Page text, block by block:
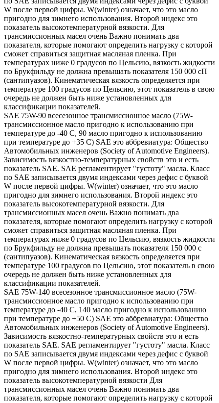
W после первой цифры. W(winter) означает, что это масло
пригодно для зимнего использования. Второй индекс это
показатель высокотемпературной вязкости. Для
трансмиссионных масел очень Важно понимать два
показателя, которые помогают определить нагрузку с которой
сможет справиться защитная масляная пленка. При
температурах ниже 0 градусов по Цельсию, вязкость жидкости
по Брукфильду не должна превышать показателя 150 000 сП
(сантипуазов). Кинематическая вязкость определяется при
температуре 100 градусов по Цельсию, этот показатель в свою
очередь не должен быть ниже установленных для
классификации показателей.
SAE 75W-90 всесезонное трансмиссионное масло (75W-
трансмиссионное масло пригодно к использованию при
температуре до -40 С, 90 масло пригодно к использованию
при температуре до +35 С) SAE это аббревиатура: Общество
Автомобильных инженеров (Society of Automotive Engineers).
Зависимость вязкостно-температурных свойств это и есть
показатель SAE. SAE регламентирует "густоту" масла. Класс
по SAE записывается двумя индексами через дефис с буквой
W после первой цифры. W(winter) означает, что это масло
пригодно для зимнего использования. Второй индекс это
показатель высокотемпературной вязкости. Для
трансмиссионных масел очень Важно понимать два
показателя, которые помогают определить нагрузку с которой
сможет справиться защитная масляная пленка. При
температурах ниже 0 градусов по Цельсию, вязкость жидкости
по Брукфильду не должна превышать показателя 150 000 с
(сантипуазов). Кинематическая вязкость определяется при
температуре 100 градусов по Цельсию, этот показатель в свою
очередь не должен быть ниже установленных для
классификации показателей.
SAE 75W-140 всесезонное трансмиссионное масло (75W-
трансмиссионное масло пригодно к использованию при
температуре до -40 С, 140 масло пригодно к использованию
при температуре до +50 С) SAE это аббревиатура: Общество
Автомобильных инженеров (Society of Automotive Engineers).
Зависимость вязкостно-температурных свойств это и есть
показатель SAE. SAE регламентирует "густоту" масла. Класс
по SAE записывается двумя индексами через дефис с буквой
W после первой цифры. W(winter) означает, что это масло
пригодно для зимнего использования. Второй индекс это
показатель высокотемпературной вязкости Для
трансмиссионных масел очень Важно понимать два
показателя, которые помогают определить нагрузку с которой